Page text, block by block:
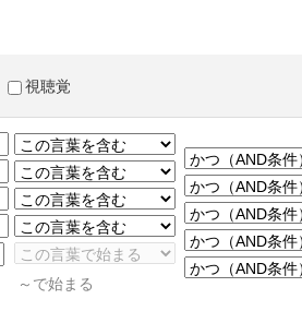
視聴覚
～で始まる